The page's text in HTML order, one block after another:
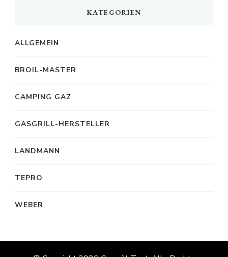
KATEGORIEN
ALLGEMEIN
BROIL-MASTER
CAMPING GAZ
GASGRILL-HERSTELLER
LANDMANN
TEPRO
WEBER